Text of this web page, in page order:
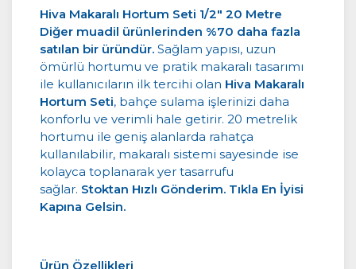
Hiva Makaralı Hortum Seti 1/2" 20 Metre
Diğer muadil ürünlerinden %70 daha fazla
satılan bir üründür. Sağlam yapısı, uzun
ömürlü hortumu ve pratik makaralı tasarımı
ile kullanıcıların ilk tercihi olan Hiva Makaralı
Hortum Seti, bahçe sulama işlerinizi daha
konforlu ve verimli hale getirir. 20 metrelik
hortumu ile geniş alanlarda rahatça
kullanılabilir, makaralı sistemi sayesinde ise
kolayca toplanarak yer tasarrufu
sağlar. Stoktan Hızlı Gönderim. Tıkla En İyisi
Kapına Gelsin.
Ürün Özellikleri